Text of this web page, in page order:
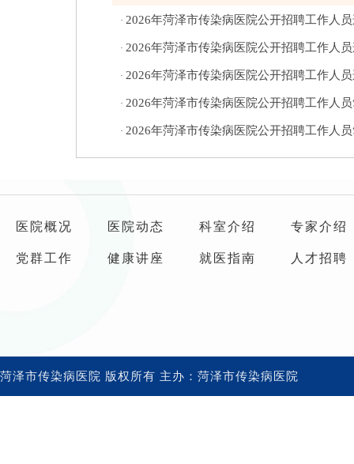
· 2026年菏泽市传染病医院公开招聘工作人
· 2026年菏泽市传染病医院公开招聘工作人
· 2026年菏泽市传染病医院公开招聘工作人
· 2026年菏泽市传染病医院公开招聘工作人
· 2026年菏泽市传染病医院公开招聘工作人
医院概况 医院动态 科室介绍 专家介绍
党群工作 健康讲座 就医指南 人才招聘
菏泽市传染病医院 版权所有 主办：菏泽市传染病医院